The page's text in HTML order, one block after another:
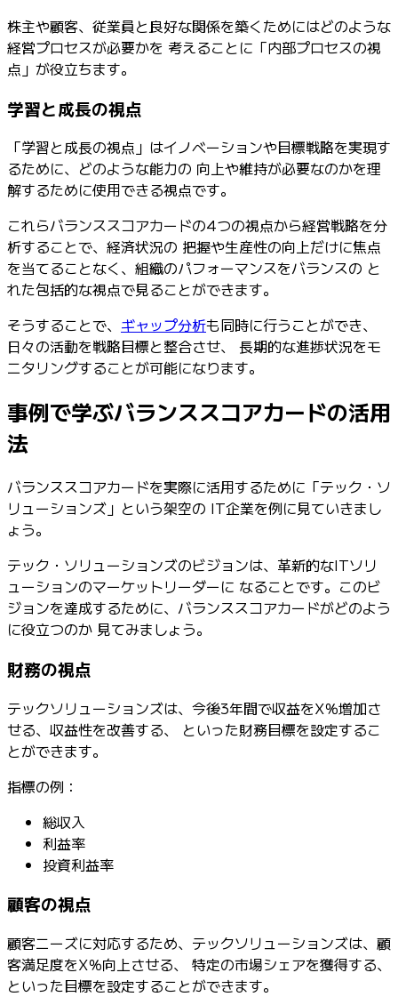
株主や顧客、従業員と良好な関係を築くためにはどのような
経営プロセスが必要かを 考えることに「内部プロセスの視
点」が役立ちます。
学習と成長の視点
「学習と成長の視点」はイノベーションや目標戦略を実現す
るために、どのような能力の 向上や維持が必要なのかを理
解するために使用できる視点です。
これらバランススコアカードの4つの視点から経営戦略を分
析することで、経済状況の 把握や生産性の向上だけに焦点
を当てることなく、組織のパフォーマンスをバランスの と
れた包括的な視点で見ることができます。
そうすることで、 ギャップ分析も同時に行うことができ、
日々の活動を戦略目標と整合させ、 長期的な進捗状況をモ
ニタリングすることが可能になります。
事例で学ぶバランススコアカードの活用
法
バランススコアカードを実際に活用するために「テック・ソ
リューションズ」という架空の IT企業を例に見ていきまし
ょう。
テック・ソリューションズのビジョンは、革新的なITソリ
ューションのマーケットリーダーに なることです。このビ
ジョンを達成するために、バランススコアカードがどのよう
に役立つのか 見てみましょう。
財務の視点
テックソリューションズは、今後3年間で収益をX％増加さ
せる、収益性を改善する、 といった財務目標を設定するこ
とができます。
指標の例：
総収入
利益率
投資利益率
顧客の視点
顧客ニーズに対応するため、テックソリューションズは、顧
客満足度をX％向上させる、 特定の市場シェアを獲得する、
といった目標を設定することができます。